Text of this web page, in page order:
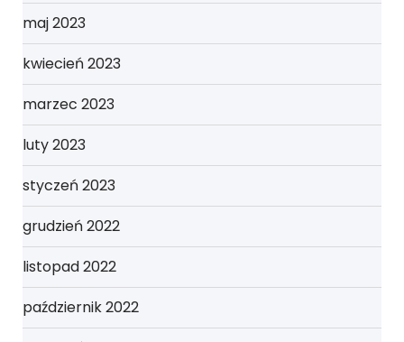
maj 2023
kwiecień 2023
marzec 2023
luty 2023
styczeń 2023
grudzień 2022
listopad 2022
październik 2022